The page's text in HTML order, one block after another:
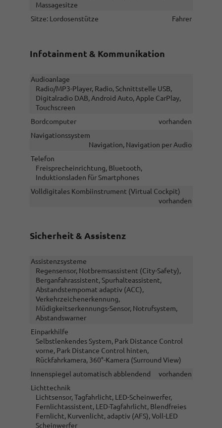
Massagesitze
Sitze: Lordosenstütze
Fahrer
Infotainment & Kommunikation
Audioanlage
Radio/MP3-Player, Radio, Schnittstelle USB,
Digitalradio DAB, Android Auto, Apple CarPlay,
Touchscreen
Bordcomputer
vorhanden
Navigationssystem
Navigation, Navigation per Audio
Telefon
Freisprecheinrichtung, Bluetooth,
Induktionsladen für Smartphones
Volldigitales Kombiinstrument (Virtual Cockpit)
vorhanden
Sicherheit & Assistenz
Assistenzsysteme
Regensensor, Notbremsassistent (City-Safety),
Berganfahrassistent, Spurhalteassistent,
Abstandstempomat adaptiv (ACC),
Verkehrzeichenerkennung,
Müdigkeitserkennungs-Sensor, Notrufsystem,
Abstandswarner
Einparkhilfe
Selbstlenkendes System, Park Distance Control
vorne, Park Distance Control hinten,
Rückfahrkamera, 360°-Kamera (Surround View)
Innenspiegel automatisch abblendend
vorhanden
Lichttechnik
Lichtsensor, Tagfahrlicht, LED-Scheinwerfer,
Fernlichtassistent, LED-Tagfahrlicht, Blendfreies
Fernlicht, Kurvenlicht, adaptiv (AFS), Voll-LED
Scheinwerfer